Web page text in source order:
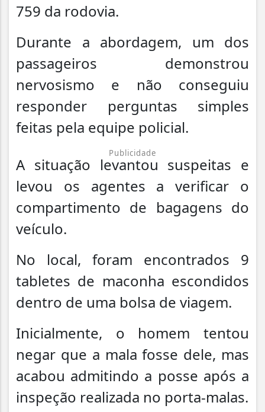
759 da rodovia.
Durante a abordagem, um dos
passageiros demonstrou
nervosismo e não conseguiu
responder perguntas simples
feitas pela equipe policial.
Publicidade
A situação levantou suspeitas e
levou os agentes a verificar o
compartimento de bagagens do
veículo.
No local, foram encontrados 9
tabletes de maconha escondidos
dentro de uma bolsa de viagem.
Inicialmente, o homem tentou
negar que a mala fosse dele, mas
acabou admitindo a posse após a
inspeção realizada no porta-malas.